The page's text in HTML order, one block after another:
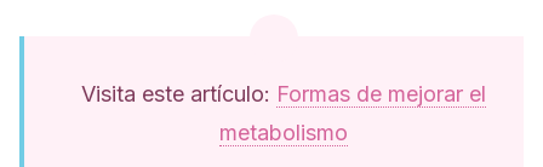
Visita este artículo: Formas de mejorar el
metabolismo